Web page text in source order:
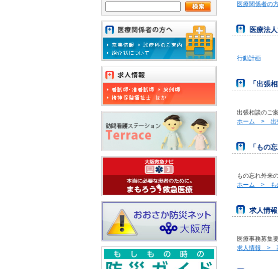
医療関係者
医療法
行動計画
「出張
出張相談のご
ホーム > 出
「もの
もの忘れ外来
ホーム > も
求人情
医療事務募集
求人情報 >